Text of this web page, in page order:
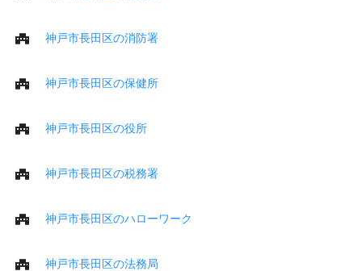
神戸市長田区の消防署
神戸市長田区の保健所
神戸市長田区の役所
神戸市長田区の税務署
神戸市長田区のハローワーク
神戸市長田区の法務局